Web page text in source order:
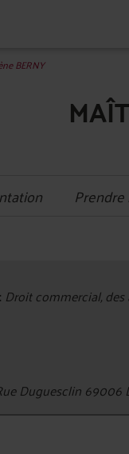
BERNY
Droit commercial,
Duguesclin 69006